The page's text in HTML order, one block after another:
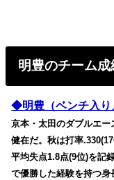
明豊のチーム
◆明豊（ベンチ入り
京本・太田のダブルエ
健在だ。秋は打率
平均失点1.8点(9位)を記
で優勝した経験を持つ